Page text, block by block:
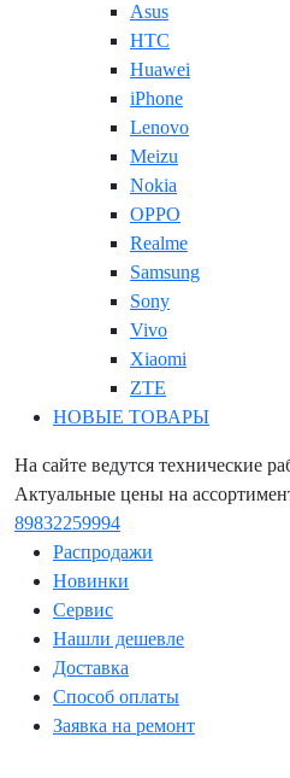
Asus
HTC
Huawei
iPhone
Lenovo
Meizu
Nokia
OPPO
Realme
Samsung
Sony
Vivo
Xiaomi
ZTE
НОВЫЕ ТОВАРЫ
На сайте ведутся технические
Актуальные цены на
89832259994
Распродажи
Новинки
Сервис
Нашли дешевле
Доставка
Способ оплаты
Заявка на ремонт